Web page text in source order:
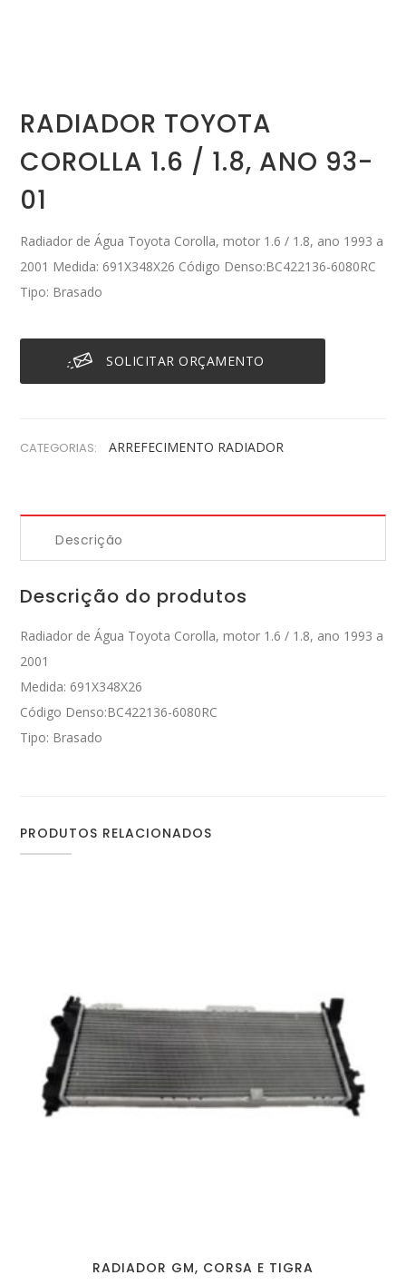
RADIADOR TOYOTA
COROLLA 1.6 / 1.8, ANO 93-
01
Radiador de Água Toyota Corolla, motor 1.6 / 1.8, ano 1993 a
2001 Medida: 691X348X26 Código Denso:BC422136-6080RC
Tipo: Brasado
SOLICITAR ORÇAMENTO
CATEGORIAS: ARREFECIMENTO RADIADOR
Descrição
Descrição do produtos
Radiador de Água Toyota Corolla, motor 1.6 / 1.8, ano 1993 a
2001
Medida: 691X348X26
Código Denso:BC422136-6080RC
Tipo: Brasado
PRODUTOS RELACIONADOS
RADIADOR GM, CORSA E TIGRA